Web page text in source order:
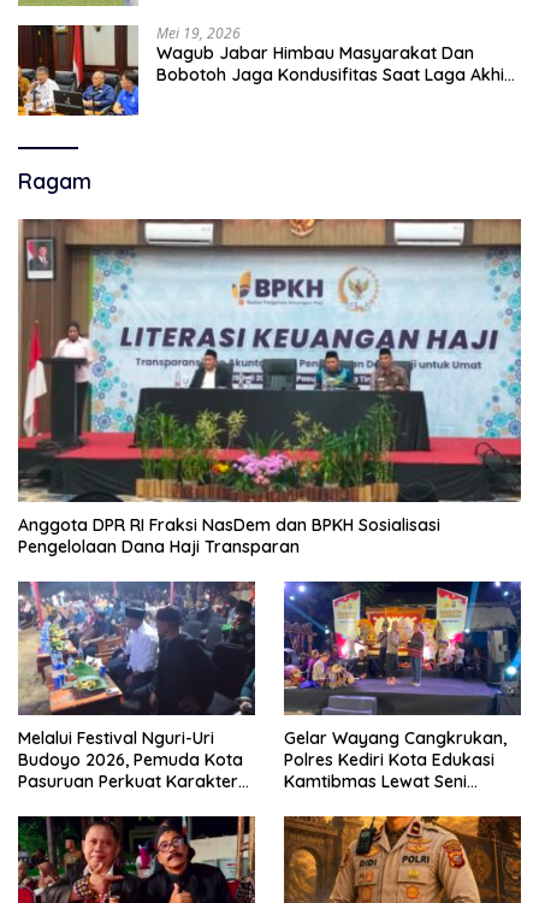
Mei 19, 2026
Wagub Jabar Himbau Masyarakat Dan
Bobotoh Jaga Kondusifitas Saat Laga Akhir
Ragam
Anggota DPR RI Fraksi NasDem dan BPKH Sosialisasi
Pengelolaan Dana Haji Transparan
Melalui Festival Nguri-Uri
Budoyo 2026, Pemuda Kota
Pasuruan Perkuat Karakter
Narkoba
Gelar Wayang Cangkrukan,
Polres Kediri Kota Edukasi
Kamtibmas Lewat Seni